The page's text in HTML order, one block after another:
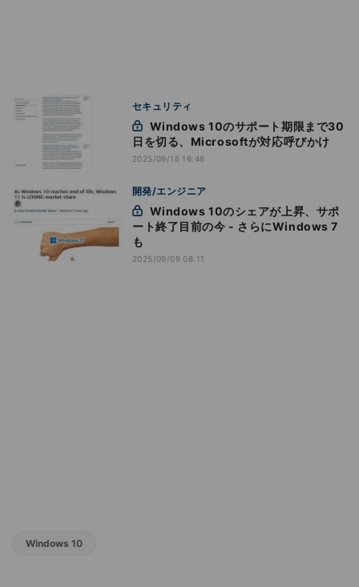
セキュリティ
日を切る、Microsoftが対応呼びかけ
2025/09/16 16:46
開発/エンジニア
ート終了目前の今 - さらにWindows 7
も
2025/09/09 08:11
Windows 10